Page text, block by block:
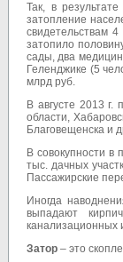
Так, в
затопление
свидетельствам
затопило
сады, два
Геленджике (5
млрд руб.
В августе 2013
области,
Благовещенска и
В совокупности
тыс. дачных
Пассажирские
Иногда
выпадают
канализационных
Затор – это